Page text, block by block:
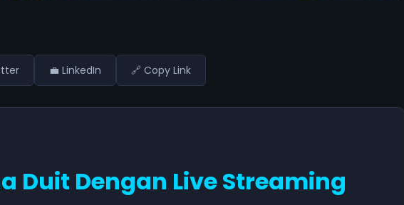
💼 LinkedIn 🔗 Copy Link
Duit Dengan Live Streaming